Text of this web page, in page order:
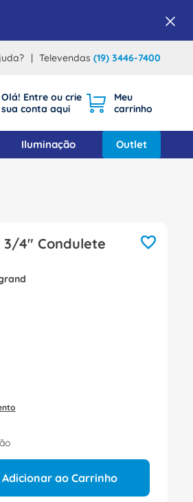
Televendas (19) 3446-7400
Iluminação Outlet
3/4" Condulete
Adicionar ao Carrinho